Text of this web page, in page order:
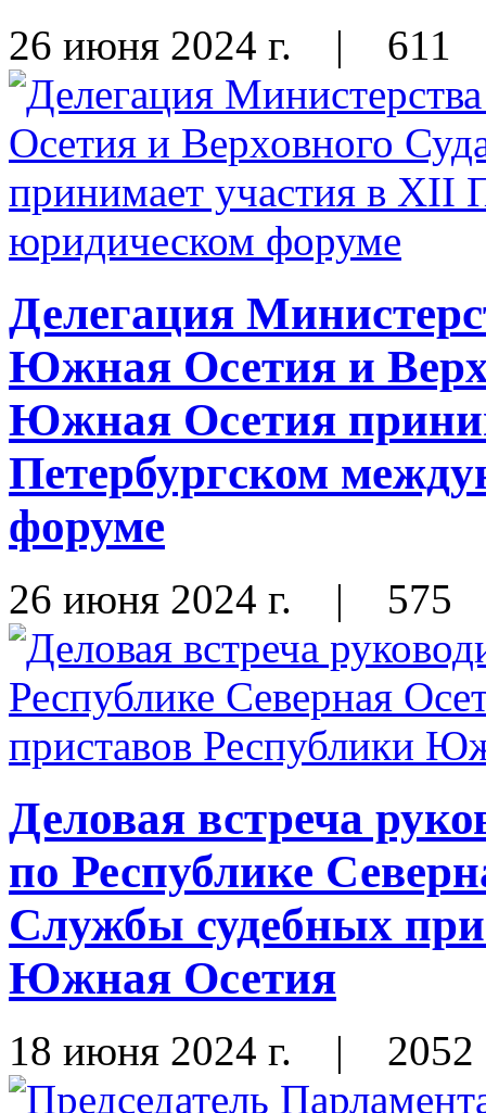
26 июня 2024 г. | 611
Делегация
Южная Осетия и
Южная Осетия
Петербургском
форуме
26 июня 2024 г. | 575
Деловая встреча
по Республике
Службы судебных
Южная Осетия
18 июня 2024 г. | 2052